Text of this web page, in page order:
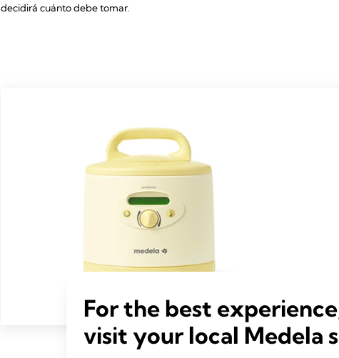
decidirá cuánto debe tomar.
For the best
visit your local Medela